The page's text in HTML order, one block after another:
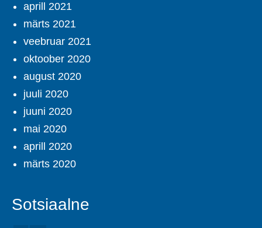
aprill 2021
märts 2021
veebruar 2021
oktoober 2020
august 2020
juuli 2020
juuni 2020
mai 2020
aprill 2020
märts 2020
Sotsiaalne